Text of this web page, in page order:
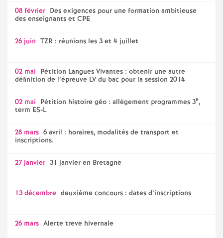
T
u
r
08 février Des exigences pour une formation ambitieuse
des enseignants et CPE
26 juin TZR : réunions les 3 et 4 juillet
02 mai Pétition Langues Vivantes : obtenir une autre
définition de l’épreuve LV du bac pour la session 2014
02 mai Pétition histoire géo : allègement programmes 3e,
term ES-L
28 mars 6 avril : horaires, modalités de transport et
inscriptions.
27 janvier 31 janvier en Bretagne
13 décembre deuxième concours : dates d’inscriptions
26 mars Alerte treve hivernale